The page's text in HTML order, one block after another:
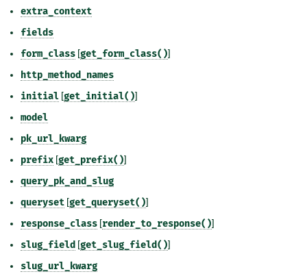
extra_context
fields
form_class [get_form_class()]
http_method_names
initial [get_initial()]
model
pk_url_kwarg
prefix [get_prefix()]
query_pk_and_slug
queryset [get_queryset()]
response_class [render_to_response()]
slug_field [get_slug_field()]
slug_url_kwarg